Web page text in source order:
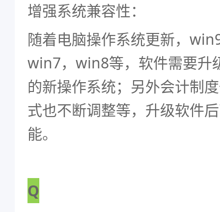
增强系统兼容性：
随着电脑操作系统更新，
win7，win8等，软件需要升
的新操作系统；另外会计制
式也不断调整等，升级软件
能。
Q